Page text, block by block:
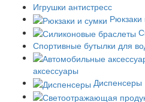
Игрушки антистресс
Рюкзаки
Спортивные бутылки для
аксессуары
Диспенсеры